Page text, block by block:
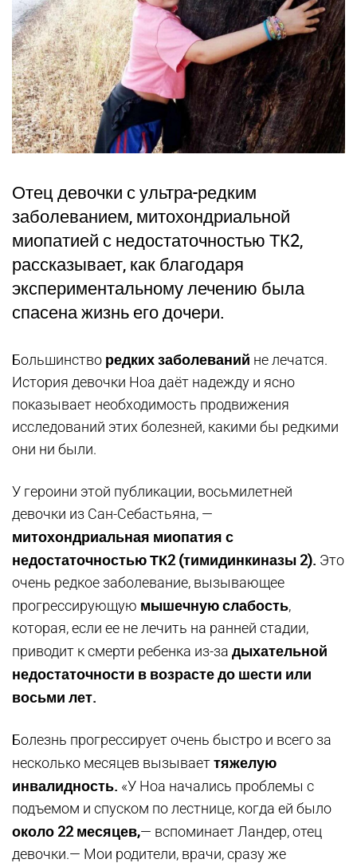
Отец девочки с ультра-редким
заболеванием, митохондриальной
миопатией с недостаточностью ТК2,
рассказывает, как благодаря
экспериментальному лечению была
спасена жизнь его дочери.
Большинство редких заболеваний не лечатся.
История девочки Ноа даёт надежду и ясно
показывает необходимость продвижения
исследований этих болезней, какими бы редкими
они ни были.
У героини этой публикации, восьмилетней
девочки из Сан-Себастьяна, —
митохондриальная миопатия с
недостаточностью ТК2 (тимидинкиназы 2). Это
очень редкое заболевание, вызывающее
прогрессирующую мышечную слабость,
которая, если ее не лечить на ранней стадии,
приводит к смерти ребенка из-за дыхательной
недостаточности в возрасте до шести или
восьми лет.
Болезнь прогрессирует очень быстро и всего за
несколько месяцев вызываеттяжелую
инвалидность. «У Ноа начались проблемы с
подъемом и спуском по лестнице, когда ей было
около 22 месяцев,— вспоминает Ландер, отец
девочки.— Мои родители, врачи, сразу же